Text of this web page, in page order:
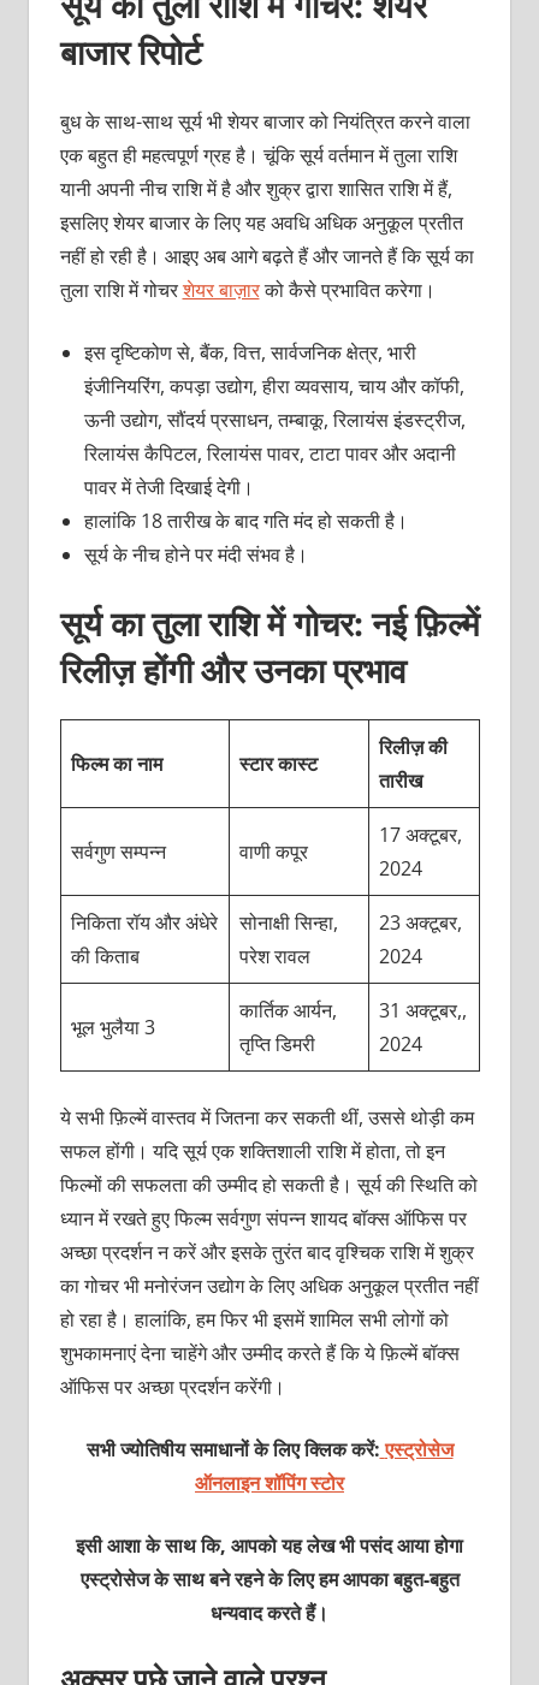
बाजार रिपोर्ट
बुध के साथ-साथ सूर्य भी शेयर बाजार को नियंत्रित करने वाला
एक बहुत ही महत्वपूर्ण ग्रह है। चूंकि सूर्य वर्तमान में तुला राशि
यानी अपनी नीच राशि में है और शुक्र द्वारा शासित राशि में हैं,
इसलिए शेयर बाजार के लिए यह अवधि अधिक अनुकूल प्रतीत
नहीं हो रही है। आइए अब आगे बढ़ते हैं और जानते हैं कि सूर्य का
तुला राशि में गोचरशेयर बाज़ारको कैसे प्रभावित करेगा।
इस दृष्टिकोण से, बैंक, वित्त, सार्वजनिक क्षेत्र, भारी
इंजीनियरिंग, कपड़ा उद्योग, हीरा व्यवसाय, चाय और कॉफी,
ऊनी उद्योग, सौंदर्य प्रसाधन, तम्बाकू, रिलायंस इंडस्ट्रीज,
रिलायंस कैपिटल, रिलायंस पावर, टाटा पावर और अदानी
पावर में तेजी दिखाई देगी।
हालांकि 18 तारीख के बाद गति मंद हो सकती है।
सूर्य के नीच होने पर मंदी संभव है।
सूर्य का तुला राशि में गोचर: नई फ़िल्में
रिलीज़ होंगी और उनका प्रभाव
फिल्म का नाम स्टार कास्ट
रिलीज़ की
तारीख
सर्वगुण सम्पन्न वाणी कपूर
17 अक्टूबर,
2024
निकिता रॉय और अंधेरे
की किताब
सोनाक्षी सिन्हा,
परेश रावल
23 अक्टूबर,
2024
भूल भुलैया 3
कार्तिक आर्यन,
तृप्ति डिमरी
31 अक्टूबर,,
2024
ये सभी फ़िल्में वास्तव में जितना कर सकती थीं, उससे थोड़ी कम
सफल होंगी। यदि सूर्य एक शक्तिशाली राशि में होता, तो इन
फिल्मों की सफलता की उम्मीद हो सकती है। सूर्य की स्थिति को
ध्यान में रखते हुए फिल्म सर्वगुण संपन्न शायद बॉक्स ऑफिस पर
अच्छा प्रदर्शन न करें और इसके तुरंत बाद वृश्चिक राशि में शुक्र
का गोचर भी मनोरंजन उद्योग के लिए अधिक अनुकूल प्रतीत नहीं
हो रहा है। हालांकि, हम फिर भी इसमें शामिल सभी लोगों को
शुभकामनाएं देना चाहेंगे और उम्मीद करते हैं कि ये फ़िल्में बॉक्स
ऑफिस पर अच्छा प्रदर्शन करेंगी।
सभी ज्योतिषीय समाधानों के लिए क्लिक करें: एस्ट्रोसेज
ऑनलाइन शॉपिंग स्टोर
इसी आशा के साथ कि, आपको यह लेख भी पसंद आया होगा
एस्ट्रोसेज के साथ बने रहने के लिए हम आपका बहुत-बहुत
धन्यवाद करते हैं।